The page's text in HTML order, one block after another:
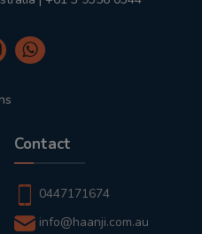
Contact
0447171674
info@haanji.com.au